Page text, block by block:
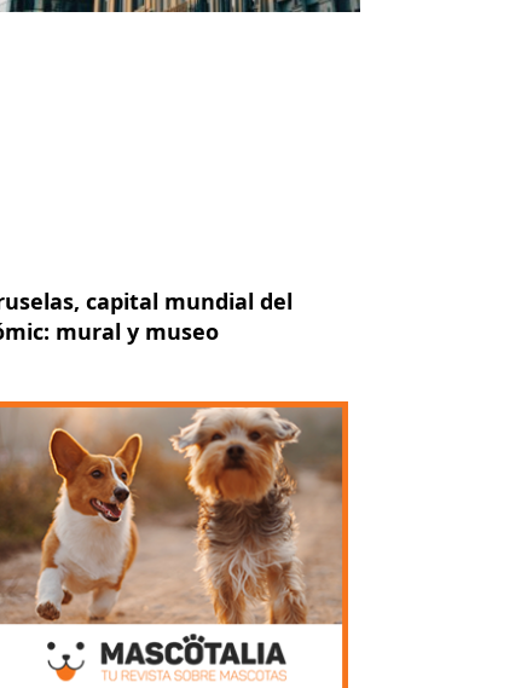
capital mundial del
mural y museo